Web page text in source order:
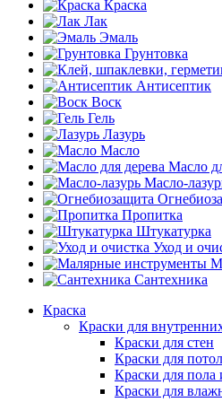
Краска
Лак
Эмаль
Грунтовка
Антисептик
Воск
Гель
Лазурь
Масло
Масло
Масло-
Пропитка
Штукатурка
Уход и
Сантехника
Краска
Краски для
Краски для стен
Краски для
Краски для пола
Краски для